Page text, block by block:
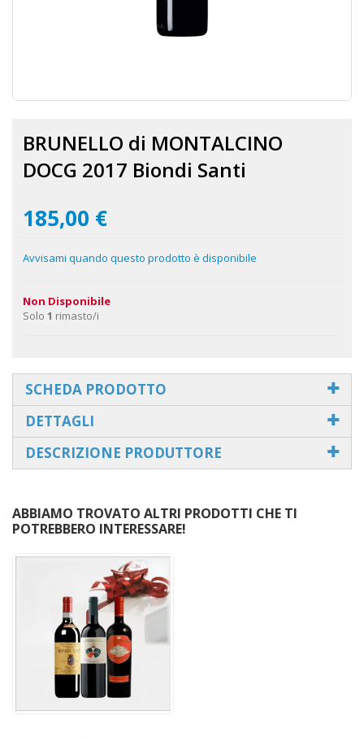
della
galleria
immagini
BRUNELLO di MONTALCINO
DOCG 2017 Biondi Santi
185,00 €
Avvisami quando questo prodotto è disponibile
Non Disponibile
Solo 1 rimasto/i
SCHEDA PRODOTTO
DETTAGLI
DESCRIZIONE PRODUTTORE
ABBIAMO TROVATO ALTRI PRODOTTI CHE TI
POTREBBERO INTERESSARE!